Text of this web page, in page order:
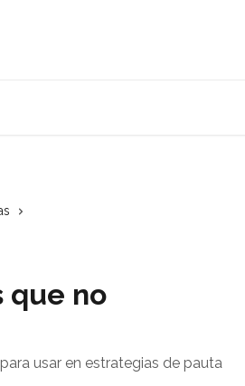
que no
usar en estrategias de pauta